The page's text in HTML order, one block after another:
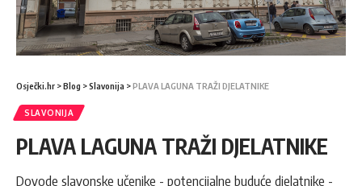
Osječki.hr >Blog >Slavonija >PLAVA LAGUNA TRAŽI DJELATNIKE
SLAVONIJA
PLAVA LAGUNA TRAŽI DJELATNIKE
Dovode slavonske učenike - potencijalne buduće djelatnike -